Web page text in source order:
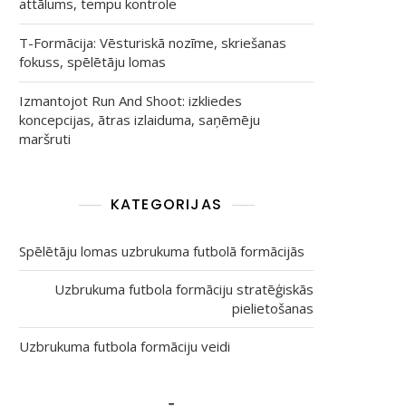
attālums, tempu kontrole
T-Formācija: Vēsturiskā nozīme, skriešanas
fokuss, spēlētāju lomas
Izmantojot Run And Shoot: izkliedes
koncepcijas, ātras izlaiduma, saņēmēju
maršruti
KATEGORIJAS
Spēlētāju lomas uzbrukuma futbolā formācijās
Uzbrukuma futbola formāciju stratēģiskās
pielietošanas
Uzbrukuma futbola formāciju veidi